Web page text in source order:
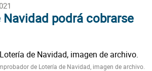
Navidad podrá cobrarse
de Lotería de Navidad, imagen de archivo.